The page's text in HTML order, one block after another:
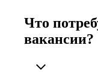
Что
вакансии?